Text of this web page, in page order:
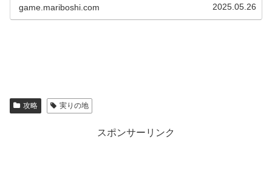
game.mariboshi.com 2025.05.26
攻略 実りの地
スポンサーリンク